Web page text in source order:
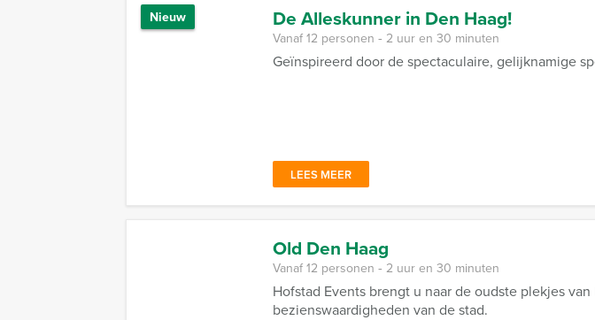
De Alleskunner in Den Haag!
Nieuw
Vanaf 12 personen ‐ 2 uur en 30 minuten
Geïnspireerd door de spectaculaire, gelijknamige
LEES MEER
Old Den Haag
Vanaf 12 personen ‐ 2 uur en 30 minuten
Hofstad Events brengt u naar de oudste plekjes
bezienswaardigheden van de stad.